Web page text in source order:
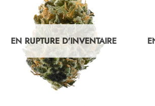
EN RUPTURE D'INVENTAIRE